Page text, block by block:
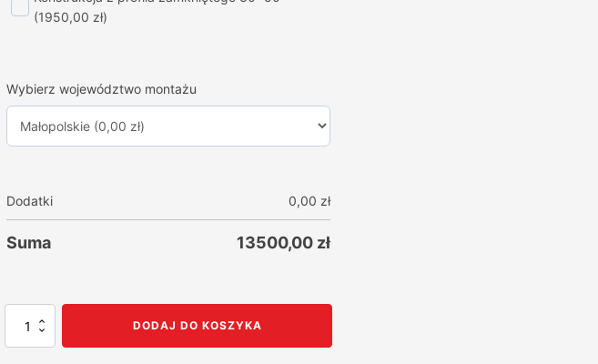
(1950,00 zł)
Wybierz województwo montażu
Dodatki 0,00 zł
Suma 13500,00 zł
ilość
DODAJ DO KOSZYKA